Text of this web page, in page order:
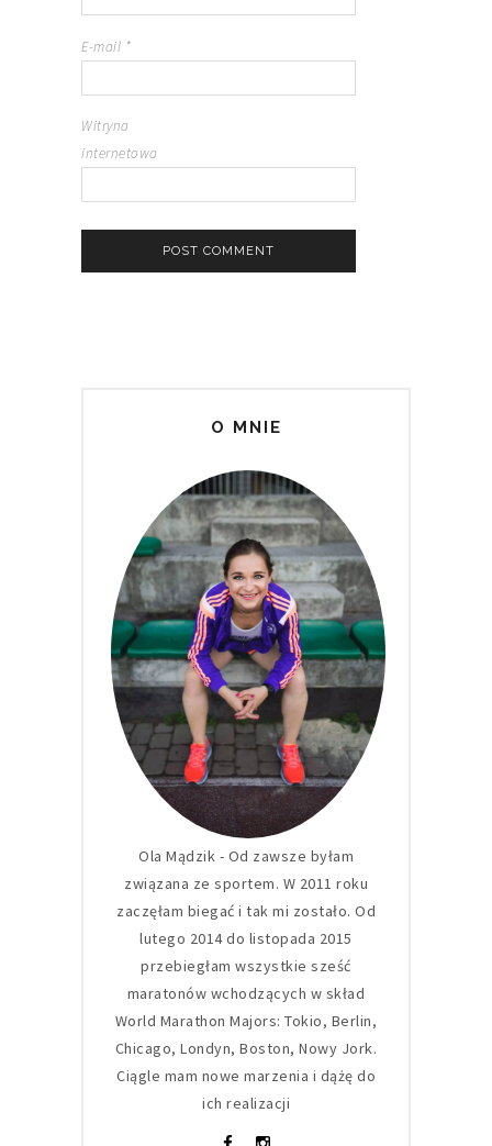
E-mail *
Witryna
internetowa
O MNIE
Ola Mądzik - Od zawsze byłam
związana ze sportem. W 2011 roku
zaczęłam biegać i tak mi zostało. Od
lutego 2014 do listopada 2015
przebiegłam wszystkie sześć
maratonów wchodzących w skład
World Marathon Majors: Tokio, Berlin,
Chicago, Londyn, Boston, Nowy Jork.
Ciągle mam nowe marzenia i dążę do
ich realizacji